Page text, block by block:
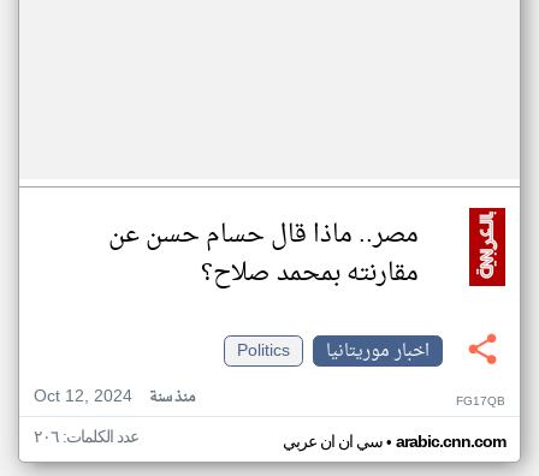
مصر.. ماذا قال حسام حسن عن
مقارنته بمحمد صلاح؟
اخبار موريتانيا
Politics
Oct 12, 2024
منذ سنة FG17QB
سي ان ان عربي• arabic.cnn.com عدد الكلمات: ٢٠٦